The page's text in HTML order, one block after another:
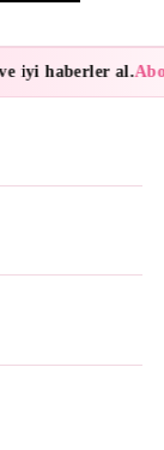
iyi haberler al.